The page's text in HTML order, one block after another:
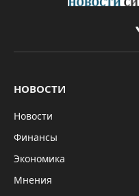
НОВОСТИ
Новости
Финансы
Экономика
Мнения